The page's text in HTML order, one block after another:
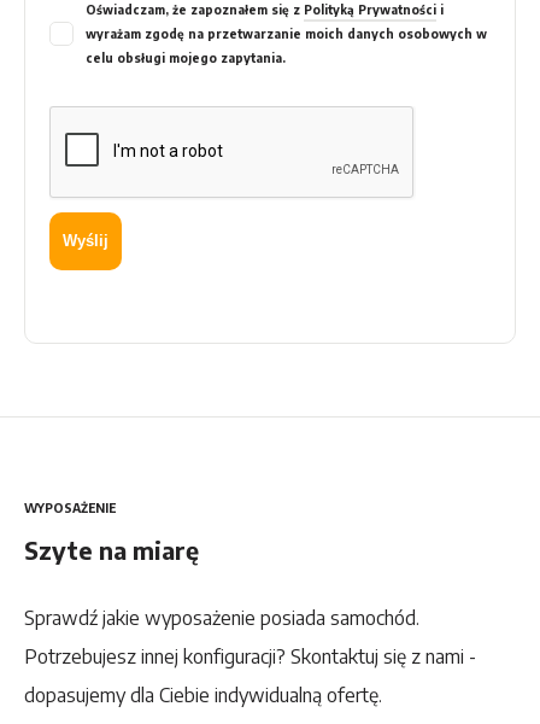
Oświadczam, że zapoznałem się z Polityką Prywatności i
wyrażam zgodę na przetwarzanie moich danych osobowych w
celu obsługi mojego zapytania.
Wyślij
WYPOSAŻENIE
Szyte na miarę
Sprawdź jakie wyposażenie posiada samochód.
Potrzebujesz innej konfiguracji? Skontaktuj się z nami -
dopasujemy dla Ciebie indywidualną ofertę.